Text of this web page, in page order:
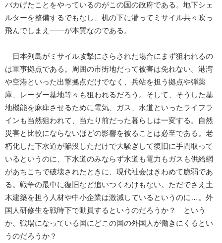
バカげたことをやっているのがこの国の政府である。地下シェ
ルターを整備するでもなし、机の下に潜ってミサイル共々吹っ
飛んでしまえ――が本質なのである。
日本列島がミサイル攻撃にさらされた場合にまず狙われるの
は軍事拠点である。周囲の市街地だって被害は免れない。港湾
や空港といった出撃拠点だけでなく、兵站を担う拠点や弾薬
庫、レーダー基地等々も狙われるだろう。そして、そうした基
地機能を麻痺させるために電気、ガス、水道といったライフラ
インも当然狙われて、当たり前だった暮らしは一変する。自然
災害と比較にならないほどの影響を被ることは必至である。老
朽化した下水道が陥没しただけで大騒ぎして復旧に手間取って
いるというのに、下水道のみならず水道も電力もガスも供給網
があちこちで破壊されたときに、現代社会はきわめて脆弱であ
る。戦争の最中に復旧など追いつくわけもない。ただでさえ土
木建築を担う人材や中小企業は激減しているというのに…。外
国人研修生を戦時下で動員するというのだろうか？ という
か、戦場になっている国にどこの国の外国人が働きにくるとい
うのだろうか？